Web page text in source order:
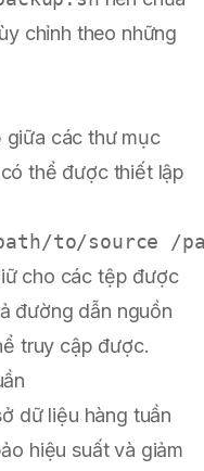
chỉnh theo những
giữa các thư mục
thể được thiết lập
cho các tệp được
đường dẫn nguồn
truy cập được.
dữ liệu hàng tuần
hiệu suất và giảm